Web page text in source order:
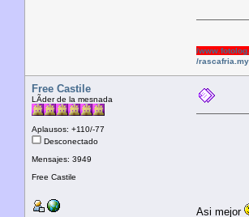
http://www.fotolog.com/
http://rascafria.myminicity.es/
Free Castile
LÃ­der de la mesnada
Aplausos: +110/-77
Desconectado
Mensajes: 3949
Free Castile
Asi mejor